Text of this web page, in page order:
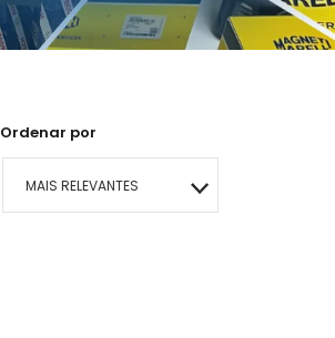
Ordenar por
MAIS RELEVANTES